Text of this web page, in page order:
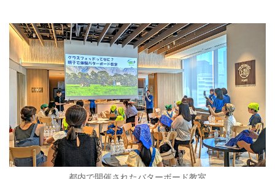
都内で開催されたバターボード教室